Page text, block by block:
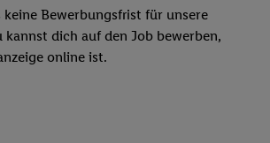
Bewerbungsfrist für unsere
kannst dich auf den Job bewerben,
online ist.